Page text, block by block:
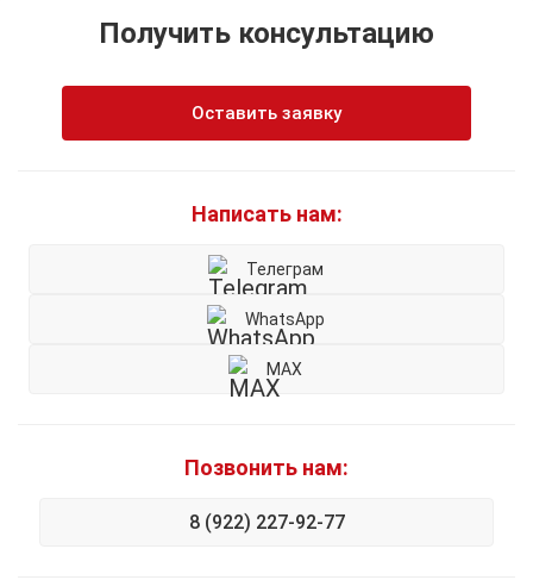
Получить консультацию
Оставить заявку
Написать нам:
Телеграм
WhatsApp
MAX
Позвонить нам:
8 (922) 227-92-77